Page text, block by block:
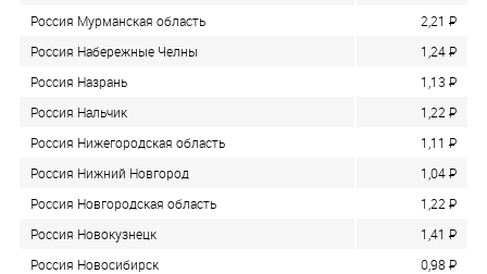
Россия Мурманская область
2,21 P
Россия Набережные Челны
1,24P
Россия Назрань
1,13 P
Россия Нальчик
1,22 P
Россия Нижегородская область
1,11 P
Россия Нижний Новгород
1,04P
Россия Новгородская область
1,22 P
Россия Новокузнецк
1,41 P
Россия Новосибирск
0,98 P